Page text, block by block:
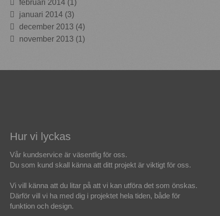
februari 2014 (1)
januari 2014 (3)
december 2013 (4)
november 2013 (1)
Hur vi lyckas
Vår kundservice är väsentlig för oss.
Du som kund skall känna att ditt projekt är viktigt för oss.
Vi vill känna att du litar på att vi kan utföra det som önskas.
Därför vill vi ha med dig i projektet hela tiden, både för
funktion och design.